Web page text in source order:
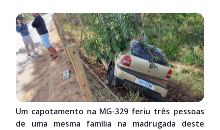
Um capotamento na MG-329 feriu três pessoas
de uma mesma família na madrugada deste